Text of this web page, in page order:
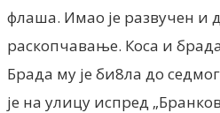
флаша. Имао је развучен и
раскопчавање. Коса и
Брада му је би8ла до
је на улицу испред